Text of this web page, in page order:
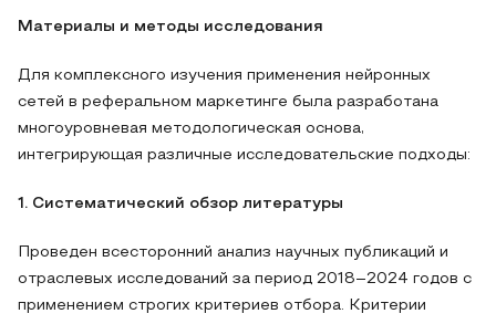
Материалы и методы исследования
Для комплексного изучения применения нейронных
сетей в реферальном маркетинге была разработана
многоуровневая методологическая основа,
интегрирующая различные исследовательские подходы:
1. Систематический обзор литературы
Проведен всесторонний анализ научных публикаций и
отраслевых исследований за период 2018–2024 годов с
применением строгих критериев отбора. Критерии